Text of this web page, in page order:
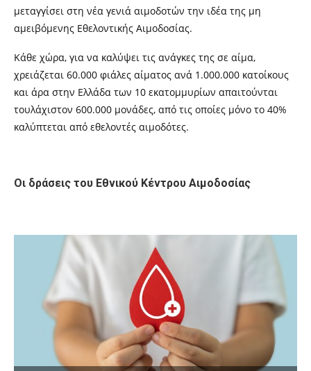
μεταγγίσει στη νέα γενιά αιμοδοτών την ιδέα της μη
αμειβόμενης Εθελοντικής Αιμοδοσίας.
Κάθε χώρα, για να καλύψει τις ανάγκες της σε αίμα,
χρειάζεται 60.000 φιάλες αίματος ανά 1.000.000 κατοίκους
και άρα στην Ελλάδα των 10 εκατομμυρίων απαιτούνται
τουλάχιστον 600.000 μονάδες, από τις οποίες μόνο το 40%
καλύπτεται από εθελοντές αιμοδότες.
Οι δράσεις του Εθνικού Κέντρου Αιμοδοσίας